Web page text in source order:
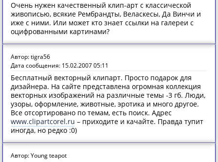
Очень нужен качественный клип-арт с классической
живописью, всякие Рембрандты, Веласкесы, Да Винчи и
иже с ними. Или может кто знает ссылки на галереи с
оцифрованными картинами?
Автор: tigra56
Дата сообщения: 15.02.2007 05:11
Бесплатный векторный клипарт. Просто подарок для
дизайнера. На сайте представлена огромная коллекция
векторных изображений на различные темы -3 гб. Люди,
узоры, оформление, животные, эротика и много другое.
Все отсортировано по темам, есть поиск. Адрес
www.clipartcorel.ru – приходите и качайте. Правда тупит
иногда, но редко :0)
Автор: Young teapot